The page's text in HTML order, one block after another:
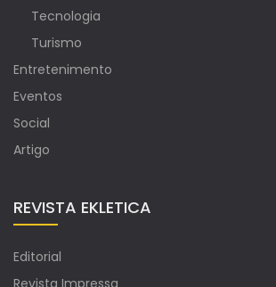
Tecnologia
Turismo
Entretenimento
Eventos
Social
Artigo
REVISTA EKLETICA
Editorial